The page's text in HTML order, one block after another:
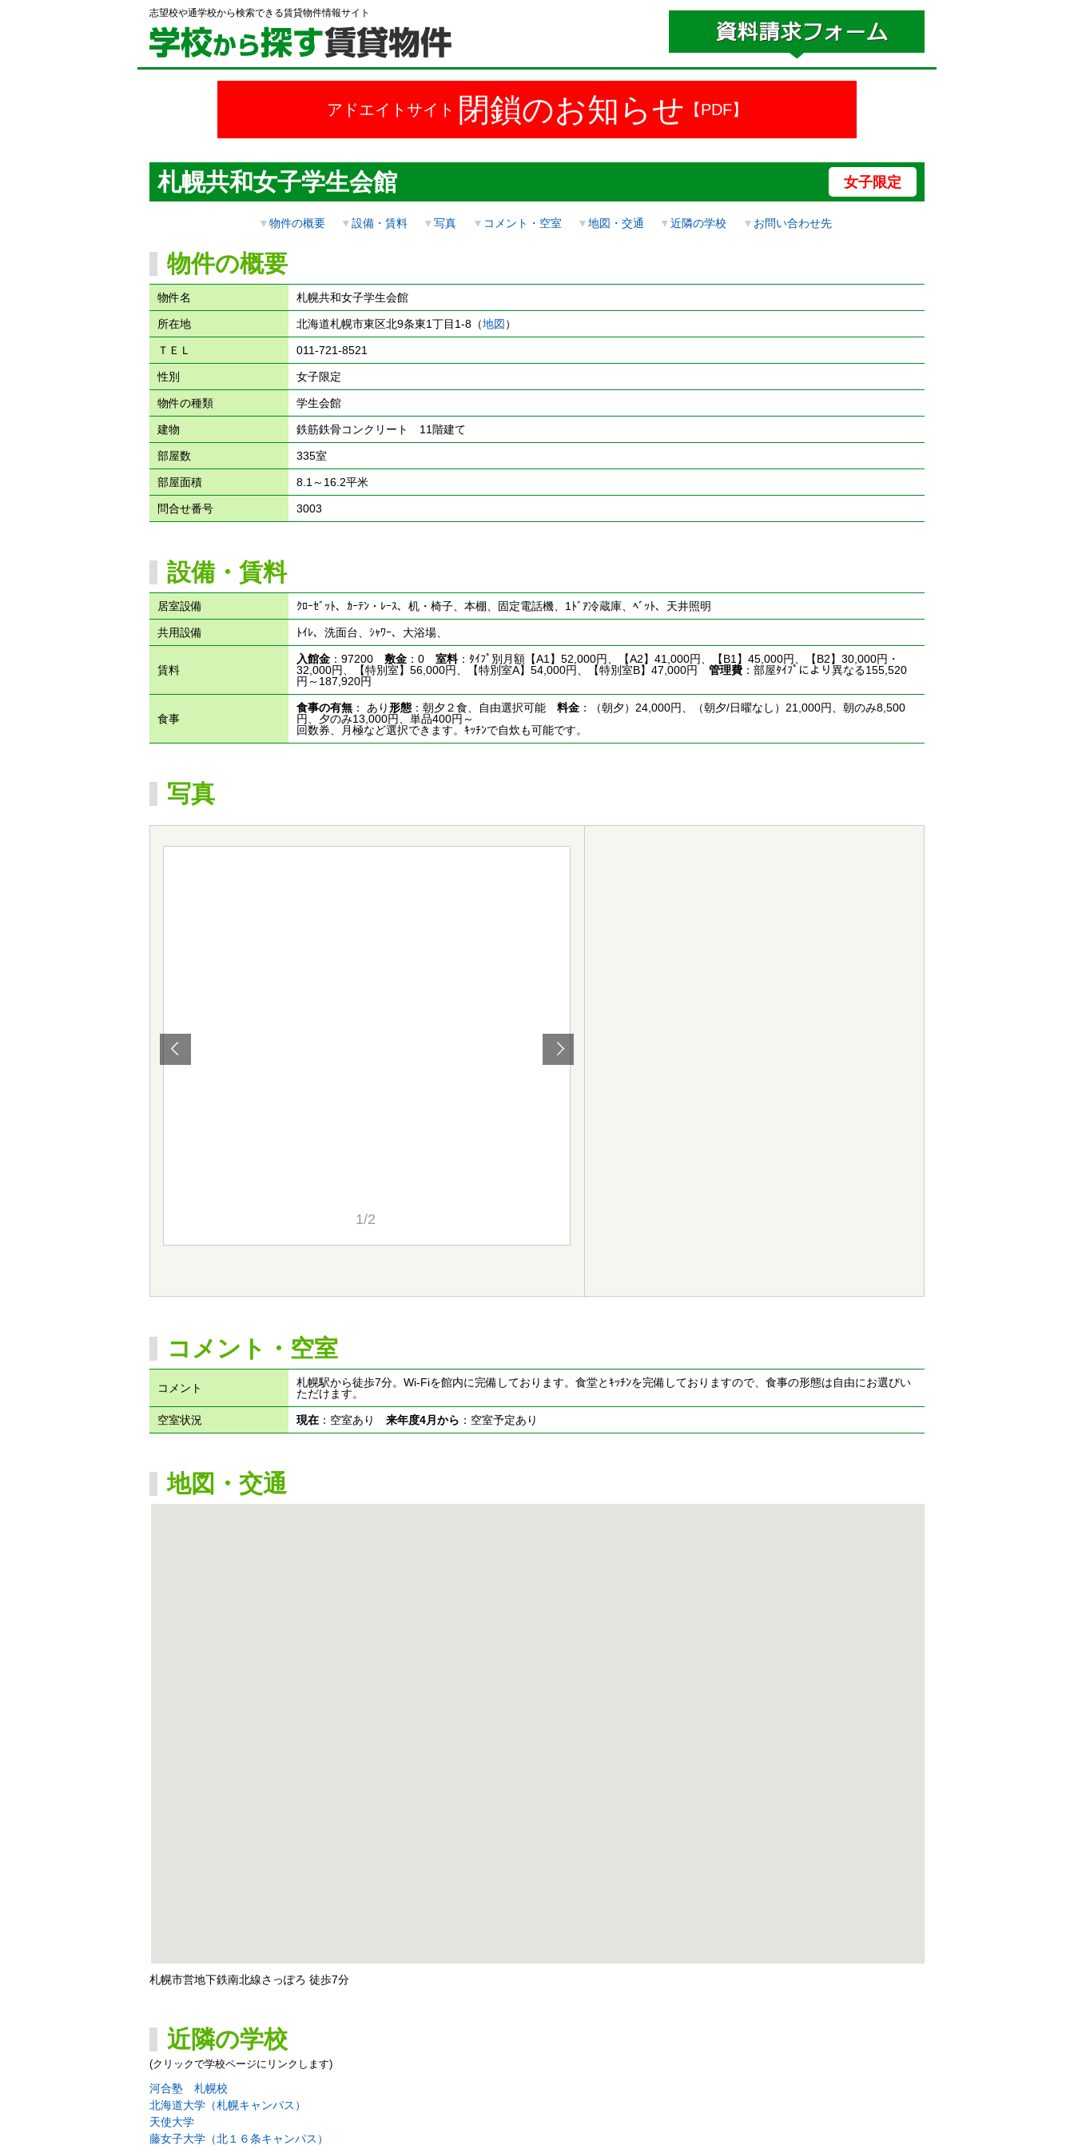
志望校や通学校から検索できる賃貸物件情報サイト
アドエイトサイト 閉鎖のお知らせ 【PDF】
札幌共和女子学生会館 女子限定
▼物件の概要 ▼設備・賃料 ▼写真 ▼ コメント・空室 ▼地図・交通 ▼近隣の学校 ▼ お問い合わせ先
物件の概要
物件名 札幌共和女子学生会館
所在地 北海道札幌市東区北9条東1丁目1-8（地図）
ＴＥＬ 011-721-8521
性別 女子限定
物件の種類 学生会館
建物 鉄筋鉄骨コンクリート 11階建て
部屋数 335室
部屋面積 8.1～16.2平米
問合せ番号 3003
設備・賃料
居室設備 ｸﾛｰｾﾞｯﾄ、ｶｰﾃﾝ・ﾚｰｽ、机・椅子、本棚、固定電話機、1ﾄﾞｱ冷蔵庫、ﾍﾞｯﾄ、天井照明
共用設備 ﾄｲﾚ、洗面台、ｼｬﾜｰ、大浴場、
賃料
入館金：97200 敷金：0 室料：ﾀｲﾌﾟ別月額【A1】52,000円、【A2】41,000円、【B1】45,000円、【B2】30,000円・
32,000円、【特別室】56,000円、【特別室A】54,000円、【特別室B】47,000円 管理費：部屋ﾀｲﾌﾟにより異なる155,520
円～187,920円
食事
食事の有無： あり形態：朝夕２食、自由選択可能 料金：（朝夕）24,000円、（朝夕/日曜なし）21,000円、朝のみ8,500
円、夕のみ13,000円、単品400円～
回数券、月極など選択できます。ｷｯﾁﾝで自炊も可能です。
写真
1/2
コメント・空室
コメント
札幌駅から徒歩7分。Wi-Fiを館内に完備しております。食堂とｷｯﾁﾝを完備しておりますので、食事の形態は自由にお選びい
ただけます。
空室状況 現在：空室あり 来年度4月から ：空室予定あり
地図・交通
札幌市営地下鉄南北線さっぽろ 徒歩7分
近隣の学校
(クリックで学校ページにリンクします)
河合塾 札幌校
北海道大学（札幌キャンパス）
天使大学
藤女子大学（北１６条キャンパス）